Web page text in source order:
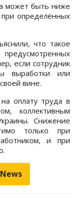
может быть ниже
определённых
что такое
если сотрудник
выработки или
вине.
оплату труда в
коллективным
Снижение
только при
и при